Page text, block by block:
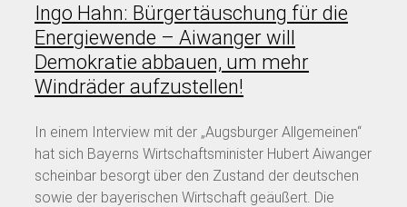
Ingo Hahn: Bürgertäuschung für die
Energiewende – Aiwanger will
Demokratie abbauen, um mehr
Windräder aufzustellen!
In einem Interview mit der „Augsburger Allgemeinen“
hat sich Bayerns Wirtschaftsminister Hubert Aiwanger
scheinbar besorgt über den Zustand der deutschen
sowie der bayerischen Wirtschaft geäußert. Die